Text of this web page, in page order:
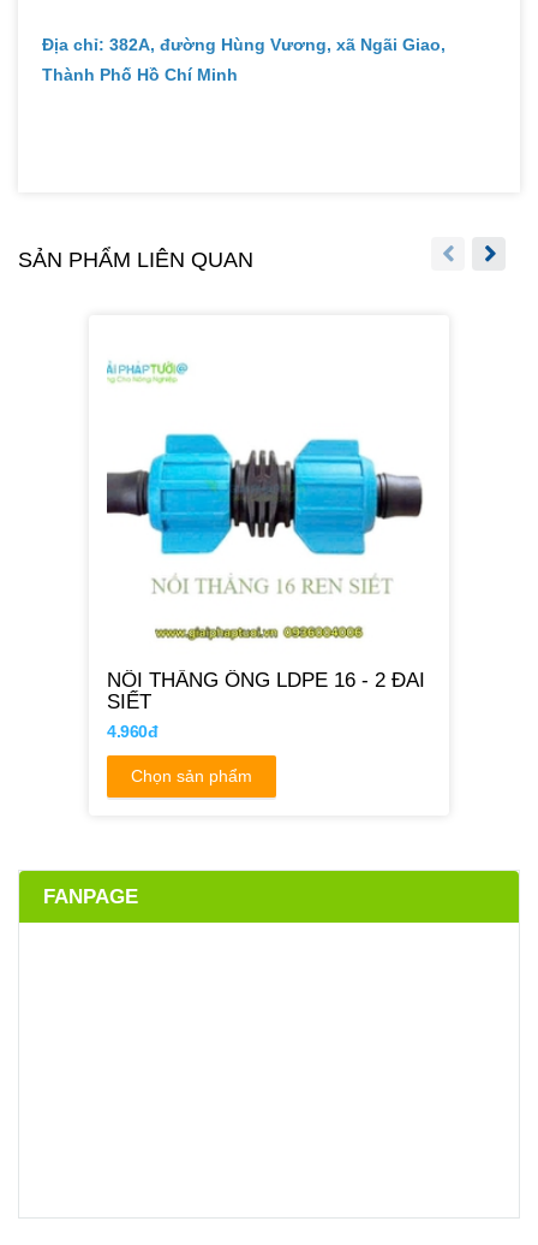
Địa chỉ: 382A, đường Hùng Vương, xã Ngãi Giao,
Thành Phố Hồ Chí Minh
SẢN PHẨM LIÊN QUAN
NỐI THẲNG ỐNG LDPE 16 - 2 ĐAI
SIẾT
4.960đ
Chọn sản phẩm
FANPAGE